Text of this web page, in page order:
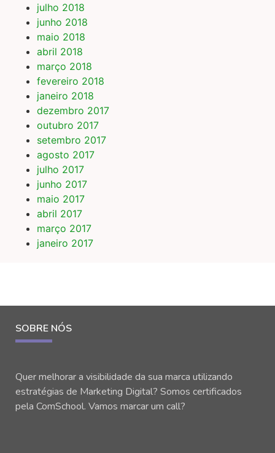
julho 2018
junho 2018
maio 2018
abril 2018
março 2018
fevereiro 2018
janeiro 2018
dezembro 2017
outubro 2017
setembro 2017
agosto 2017
julho 2017
junho 2017
maio 2017
abril 2017
março 2017
janeiro 2017
SOBRE NÓS
Quer melhorar a visibilidade da sua marca utilizando
estratégias de Marketing Digital? Somos certificados
pela ComSchool. Vamos marcar um call?